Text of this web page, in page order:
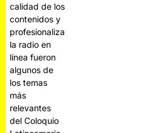
calidad de los
contenidos y
profesionaliza
la radio en
línea fueron
algunos de
los temas
más
relevantes
del Coloquio